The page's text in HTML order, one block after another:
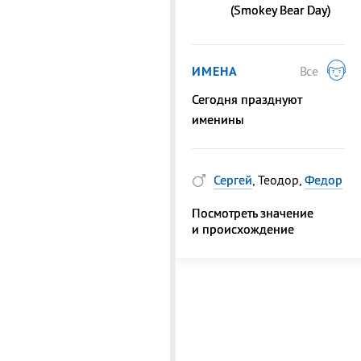
(Smokey Bear Day)
ИМЕНА
Все
Сегодня празднуют
именины
Сергей, Теодор, Федор
Посмотреть значение
и происхождение